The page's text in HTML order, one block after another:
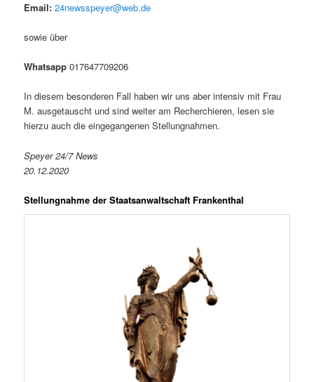
Email: 24newsspeyer@web.de
sowie über
Whatsapp 017647709206
In diesem besonderen Fall haben wir uns aber intensiv mit Frau
M. ausgetauscht und sind weiter am Recherchieren, lesen sie
hierzu auch die eingegangenen Stellungnahmen.
Speyer 24/7 News
20.12.2020
Stellungnahme der Staatsanwaltschaft Frankenthal